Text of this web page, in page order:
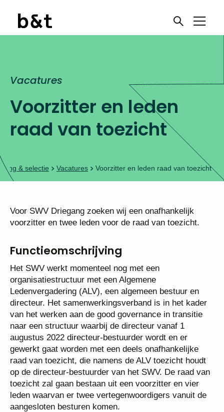
Voorzitter en leden
raad van toezicht
Vacatures
& selectie Vacatures Voorzitter en leden raad van toezicht
Voor SWV Driegang zoeken wij een onafhankelijk
voorzitter en twee leden voor de raad van toezicht.
Functieomschrijving
Het SWV werkt momenteel nog met een
organisatiestructuur met een Algemene
Ledenvergadering (ALV), een algemeen bestuur en
directeur. Het samenwerkingsverband is in het
kader van het werken aan de good governance in
transitie naar een structuur waarbij de directeur
vanaf 1 augustus 2022 directeur-bestuurder wordt
en er gewerkt gaat worden met een deels
onafhankelijke raad van toezicht, die namens de
ALV toezicht houdt op de directeur-bestuurder van
het SWV. De raad van toezicht zal gaan bestaan uit
een voorzitter en vier leden waarvan er twee
vertegenwoordigers vanuit de aangesloten besturen
Ben je toe aan een
nieuwe uitdaging?
vacaturenieuwsbrief
Onderwijswerk!